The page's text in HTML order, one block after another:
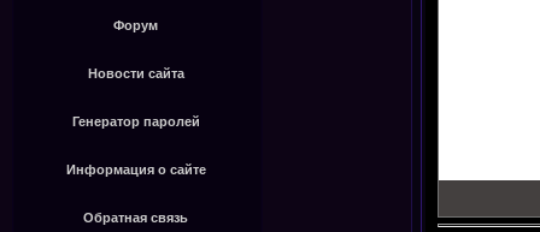
Форум
Новости сайта
Генератор паролей
Информация о сайте
Обратная связь